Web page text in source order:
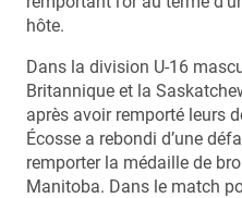
hôte.
Dans la division U-16
Britannique et la
après avoir remporté leurs
Écosse a rebondi d’une
remporter la médaille de
Manitoba. Dans le match